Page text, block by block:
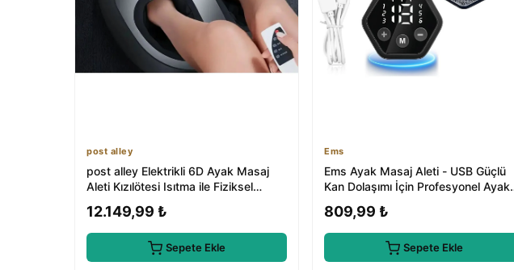
post alley
post alley Elektrikli 6D Ayak Masaj
Aleti Kızılötesi Isıtma ile Fiziksel
12.149,99 ₺
Sepete Ekle
Ems
Ems Ayak Masaj Aleti - USB Güçlü
Kan Dolaşımı İçin Profesyonel Ayak
809,99 ₺
Sepete Ekle